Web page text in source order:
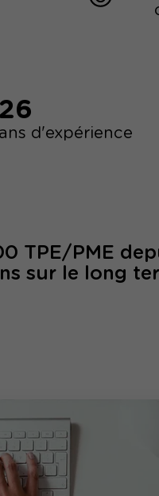
26
ans d'expérience
TPE/PME
sur le long